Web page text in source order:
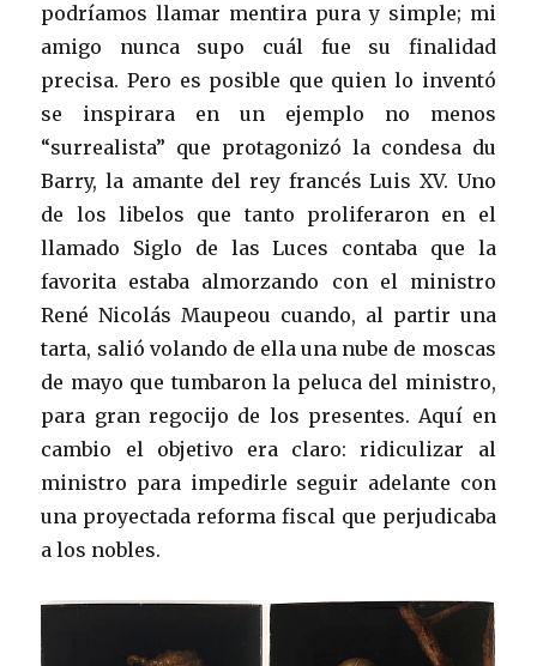
podríamos llamar mentira pura y simple; mi
amigo nunca supo cuál fue su finalidad
precisa. Pero es posible que quien lo inventó
se inspirara en un ejemplo no menos
“surrealista” que protagonizó la condesa du
Barry, la amante del rey francés Luis XV. Uno
de los libelos que tanto proliferaron en el
llamado Siglo de las Luces contaba que la
favorita estaba almorzando con el ministro
René Nicolás Maupeou cuando, al partir una
tarta, salió volando de ella una nube de moscas
de mayo que tumbaron la peluca del ministro,
para gran regocijo de los presentes. Aquí en
cambio el objetivo era claro: ridiculizar al
ministro para impedirle seguir adelante con
una proyectada reforma fiscal que perjudicaba
a los nobles.